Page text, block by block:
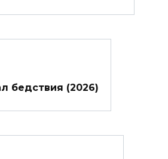
бедствия (2026)